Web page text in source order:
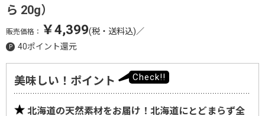
ら 20g）
販売価格： ￥4,399(税・送料込)／
40ポイント還元
美味しい！ポイント
北海道の天然素材をお届け！北海道にとどまらず全